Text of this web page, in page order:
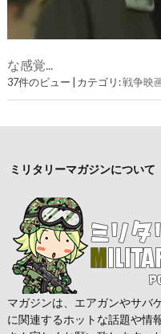
な感覚...
37件のビュー カテゴリ:戦争映
ミリタリーマガジンについて
マガジンは、エアガンやサバ
に関連するホットな話題や情